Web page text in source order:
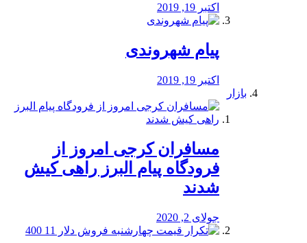
اکتبر 19, 2019
پیام شهروندی
اکتبر 19, 2019
بازار
مسافران کرجی امروز از
فرودگاه پیام البرز راهی کیش
شدند
جولای 2, 2020